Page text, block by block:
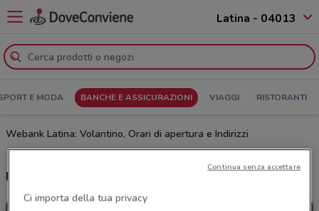
Latina - 04013
E MODA BANCHE E ASSICURAZIONI VIAGGI RISTORANTI
Webank Latina: Volantino, Orari di apertura e Indirizzi
Ultime offerte del volantino Webank
Ci importa della tua privacy
Continua senza accettare